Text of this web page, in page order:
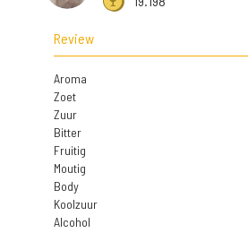
Review
Aroma
Zoet
Zuur
Bitter
Fruitig
Moutig
Body
Koolzuur
Alcohol